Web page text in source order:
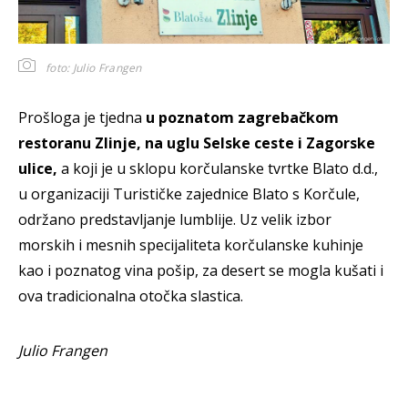
foto: Julio Frangen
Prošloga je tjedna u poznatom zagrebačkom
restoranu Zlinje, na uglu Selske ceste i Zagorske
ulice, a koji je u sklopu korčulanske tvrtke Blato d.d.,
u organizaciji Turističke zajednice Blato s Korčule,
održano predstavljanje lumblije. Uz velik izbor
morskih i mesnih specijaliteta korčulanske kuhinje
kao i poznatog vina pošip, za desert se mogla kušati i
ova tradicionalna otočka slastica.
Julio Frangen